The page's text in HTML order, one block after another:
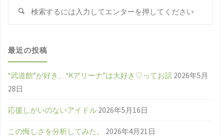
検
最近の投稿
“武道館”が好き、“Kアリーナ”は大好き♡ってお話 2026年5月
28日
応援しがいのないアイドル 2026年5月16日
この悔しさを分析してみた。 2026年4月21日